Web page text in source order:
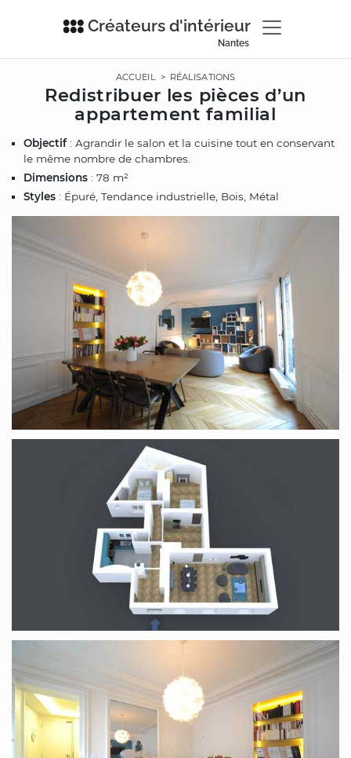
Créateurs d'intérieur
Nantes
ACCUEIL> RÉALISATIONS
Redistribuer les pièces d’un
appartement familial
Objectif: Agrandir le salon et la cuisine tout en conservant
le même nombre de chambres.
Dimensions : 78 m²
Styles : Épuré, Tendance industrielle, Bois, Métal